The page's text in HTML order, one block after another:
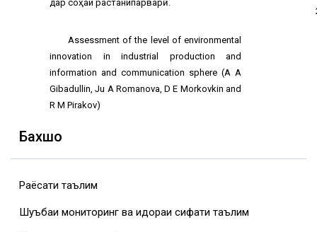
дар соҳаи растанипарварӣ.
Assessment of the level of environmental
innovation in industrial production and
information and communication sphere (A A
Gibadullin, Ju A Romanova, D E Morkovkin and
R M Pirakov)
Бахшҳо
Раёсати таълим
Шуъбаи мониторинг ва идораи сифати таълим